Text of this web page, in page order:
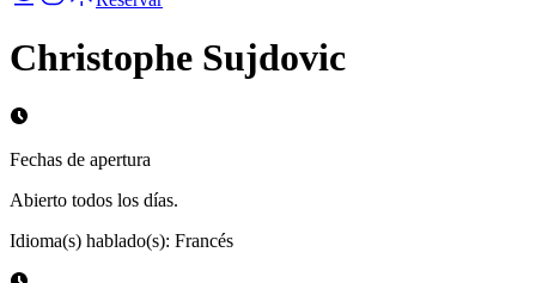
Christophe Sujdovic
Fechas de apertura
Abierto todos los días.
Idioma(s) hablado(s): Francés